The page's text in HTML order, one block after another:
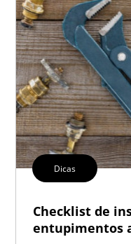
Dicas
Checklist de
entupimentos